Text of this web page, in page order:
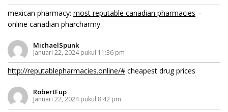
mexican pharmacy: most reputable canadian pharmacies –
online canadian pharcharmy
MichaelSpunk
Januari 22, 2024 pukul 11:36 pm
http://reputablepharmacies.online/# cheapest drug prices
RobertFup
Januari 22, 2024 pukul 8:42 pm